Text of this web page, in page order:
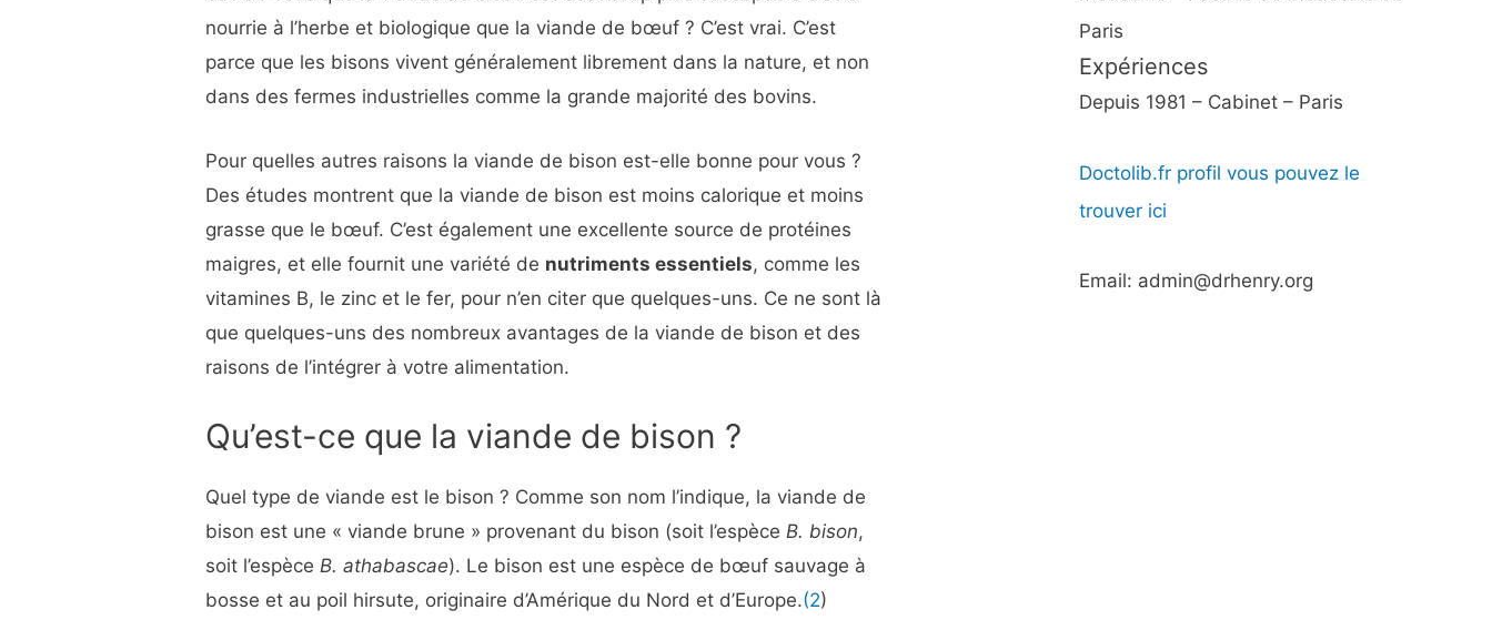
nourrie à l’herbe et biologique que la viande de bœuf ? C’est vrai. C’est
parce que les bisons vivent généralement librement dans la nature, et non
dans des fermes industrielles comme la grande majorité des bovins.
Pour quelles autres raisons la viande de bison est-elle bonne pour vous ?
Des études montrent que la viande de bison est moins calorique et moins
grasse que le bœuf. C’est également une excellente source de protéines
maigres, et elle fournit une variété de nutriments essentiels, comme les
vitamines B, le zinc et le fer, pour n’en citer que quelques-uns. Ce ne sont là
que quelques-uns des nombreux avantages de la viande de bison et des
raisons de l’intégrer à votre alimentation.
Qu’est-ce que la viande de bison ?
Quel type de viande est le bison ? Comme son nom l’indique, la viande de
bison est une « viande brune » provenant du bison (soit l’espèceB. bison,
soit l’espèceB. athabascae). Le bison est une espèce de bœuf sauvage à
bosse et au poil hirsute, originaire d’Amérique du Nord et d’Europe.(2)
Paris
Expériences
Depuis 1981 – Cabinet – Paris
Doctolib.fr profil vous pouvez le
trouver ici
Email: admin@drhenry.org